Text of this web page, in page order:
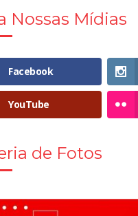
Nossas Mídias
Facebook
YouTube
de Fotos